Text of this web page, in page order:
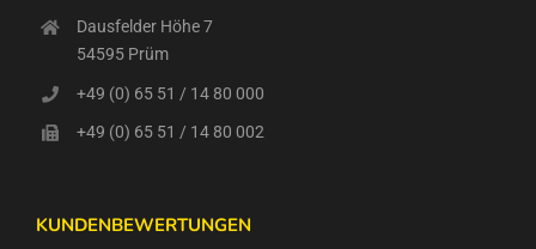
Dausfelder Höhe 7
54595 Prüm
+49 (0) 65 51 / 14 80 000
+49 (0) 65 51 / 14 80 002
KUNDENBEWERTUNGEN